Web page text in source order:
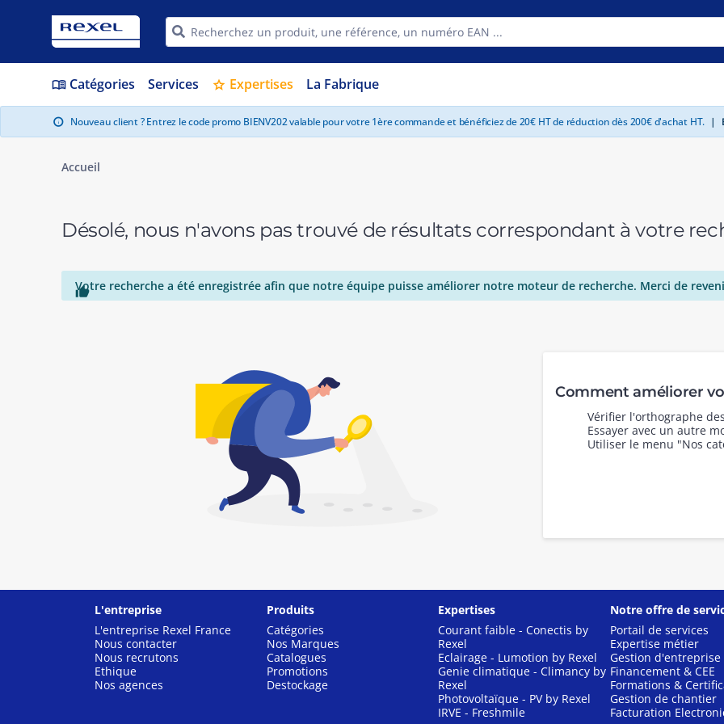
menu_book Catégories Services star Expertises La Fabrique
info Nouveau client ? Entrez le code promo BIENV202 valable pour votre 1ère commande et bénéficiez de 20€ HT de réduction dès 200€ d'achat HT. |
Accueil
Désolé, nous n'avons pas trouvé de résultats correspondant à votre

Votre recherche a été enregistrée afin que notre équipe puisse améliorer notre moteur de recherche. Merci de
Comment améliorer
Vérifier l'orthographe
Essayer avec un autre
Utiliser le menu "Nos
L'entreprise
L'entreprise Rexel France
Nous contacter
Nous recrutons
Ethique
Nos agences
Produits
Catégories
Nos Marques
Catalogues
Promotions
Destockage
Expertises
Courant faible - Conectis by
Rexel
Eclairage - Lumotion by Rexel
Genie climatique - Climancy by
Rexel
Photovoltaïque - PV by Rexel
IRVE - Freshmile
Notre offre de
Portail de services
Expertise métier
Gestion d'entreprise
Financement & CEE
Formations &
Gestion de chantier
Facturation